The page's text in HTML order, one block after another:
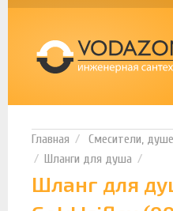
Смесители,
Шланги для душа
Шланг для